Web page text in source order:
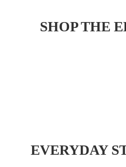
SHOP THE
EVERYDAY